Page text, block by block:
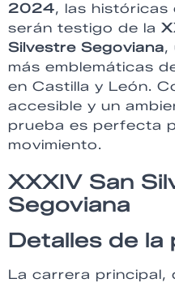
2024, las históricas
serán testigo de la
Silvestre Segoviana,
más emblemáticas
en Castilla y León.
accesible y un
prueba es perfecta
movimiento.
XXXIV San
Segoviana
Detalles de la
La carrera principal,